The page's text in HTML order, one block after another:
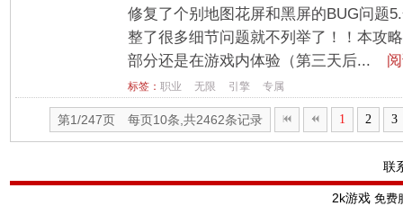
修复了个别地图花屏和黑屏的BUG问题
整了很多细节问题就不列举了！！本攻
部分还是在游戏内体验（第三天后...
标签： 职业 无限 引擎 专属
第1/247页 每页10条,共2462条记录 1 2 3
联
2k游戏 免费